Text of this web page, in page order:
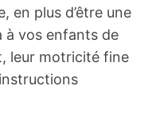
en plus d’être une
à vos enfants de
leur motricité fine